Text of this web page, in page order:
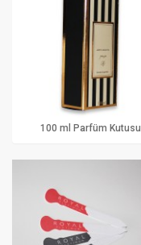
100 ml Parfüm Kutusu